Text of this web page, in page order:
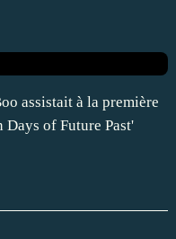
assistait à la première
of Future Past'